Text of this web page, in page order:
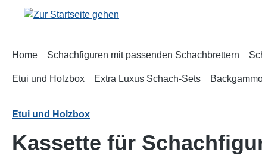
Hauptinhalt springen
Zur Suche springen
Zur Hauptnavigation springen
Home Schachfiguren mit passenden Schachbrettern
Etui und Holzbox Extra Luxus Schach-Sets
Etui und Holzbox
Kassette für